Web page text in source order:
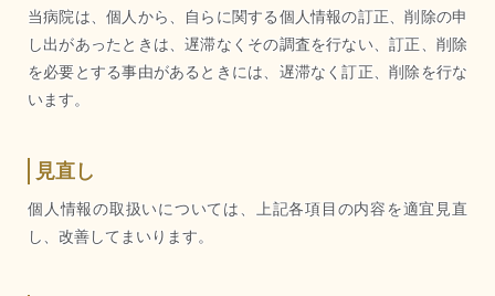
当病院は、個人から、自らに関する個人情報の訂正、削除の申
し出があったときは、遅滞なくその調査を行ない、訂正、削除
を必要とする事由があるときには、遅滞なく訂正、削除を行な
います。
見直し
個人情報の取扱いについては、上記各項目の内容を適宜見直
し、改善してまいります。